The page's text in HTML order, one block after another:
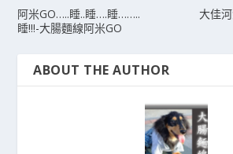
阿米GO…..睡..睡….睡……..
睡!!!-大腸麵線阿米GO
大佳
ABOUT THE AUTHOR